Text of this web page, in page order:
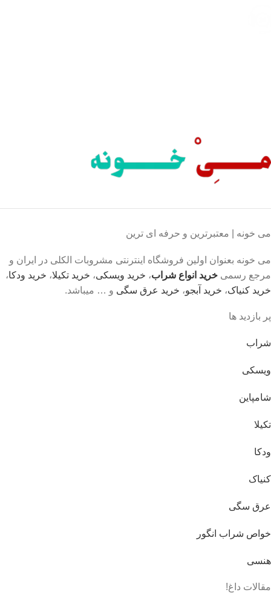
می خونه | معتبرترین و حرفه ای ترین
می خونه بعنوان اولین فروشگاه اینترنتی مشروبات الکلی در ایران و
مرجع رسمی خرید انواع شراب، خرید ویسکی، خرید تکیلا، خرید ودکا،
خرید کنیاک، خرید آبجو، خرید عرق سگی و … میباشد.
پر بازدید ها
شراب
ویسکی
شامپاین
تکیلا
ودکا
کنیاک
عرق سگی
خواص شراب انگور
هنسی
مقالات داغ!